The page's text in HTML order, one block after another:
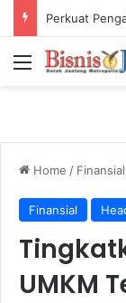
Menu
Home / Finansial
Finansial
UMKM